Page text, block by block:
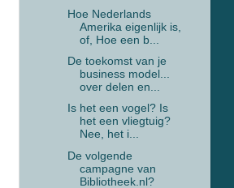
Hoe Nederlands
Amerika eigenlijk is,
of, Hoe een b...
De toekomst van je
business model...
over delen en...
Is het een vogel? Is
het een vliegtuig?
Nee, het i...
De volgende
campagne van
Bibliotheek.nl?